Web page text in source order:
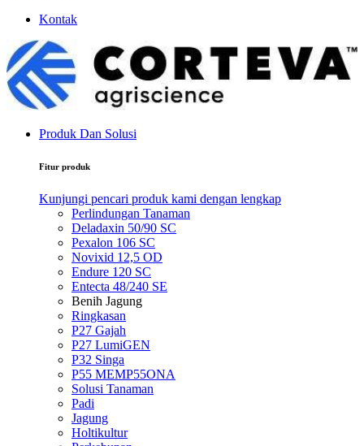
Kontak
Produk Dan Solusi
Fitur produk
Kunjungi pencari produk kami dengan lengkap
Perlindungan Tanaman
Deladaxin 50/90 SC
Pexalon 106 SC
Novixid 12,5 OD
Endure 120 SC
Entecta 48/240 SE
Benih Jagung
Ringkasan
P27 Gajah
P27 LumiGEN
P32 Singa
P55 MEMP55ONA
Solusi Tanaman
Padi
Jagung
Holtikultur